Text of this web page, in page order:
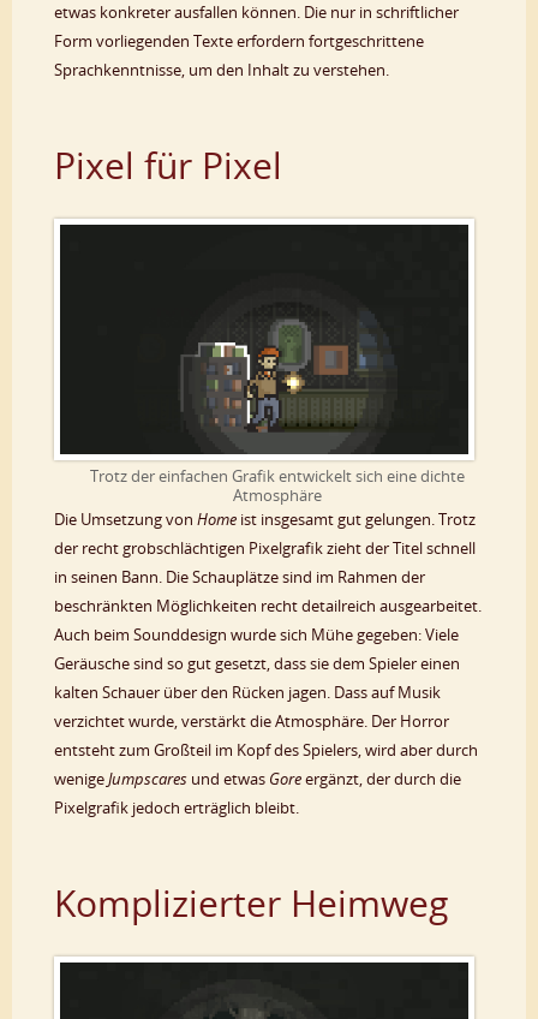
etwas konkreter ausfallen können. Die nur in schriftlicher
Form vorliegenden Texte erfordern fortgeschrittene
Sprachkenntnisse, um den Inhalt zu verstehen.
Pixel für Pixel
Trotz der einfachen Grafik entwickelt sich eine dichte
Atmosphäre
Die Umsetzung von Home ist insgesamt gut gelungen. Trotz
der recht grobschlächtigen Pixelgrafik zieht der Titel schnell
in seinen Bann. Die Schauplätze sind im Rahmen der
beschränkten Möglichkeiten recht detailreich ausgearbeitet.
Auch beim Sounddesign wurde sich Mühe gegeben: Viele
Geräusche sind so gut gesetzt, dass sie dem Spieler einen
kalten Schauer über den Rücken jagen. Dass auf Musik
verzichtet wurde, verstärkt die Atmosphäre. Der Horror
entsteht zum Großteil im Kopf des Spielers, wird aber durch
wenigeJumpscares und etwas Goreergänzt, der durch die
Pixelgrafik jedoch erträglich bleibt.
Komplizierter Heimweg